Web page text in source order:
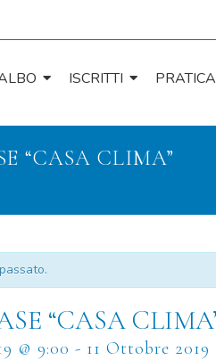
ISCRITTI
“CASA CLIMA”
“CASA
@ 9:00 - 11 Ottobre 2019